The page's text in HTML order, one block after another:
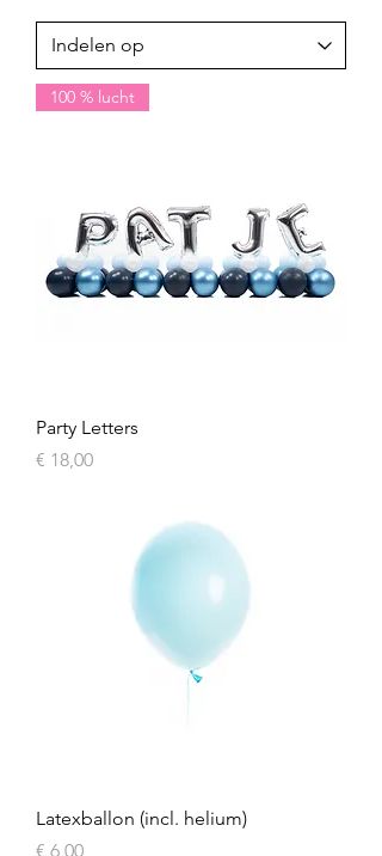
100 % lucht
Party Letters
Prijs
€ 18,00
Latexballon (incl. helium)
Prijs
€ 6,00